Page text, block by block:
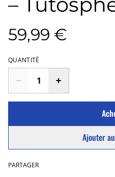
59,99 €
QUANTITÉ
Ajouter
PARTAGER